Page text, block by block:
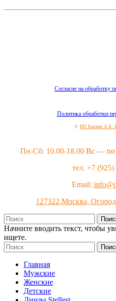
Согласие на обработку
Политика обработки
© ИП Балаян А.Б.
Пн-Сб: 10.00-18.00 Вс — по
тел. +7
Email:
127322,Москва,
Начните вводить текст, чтобы
ищете.
Главная
Мужские
Женские
Детские